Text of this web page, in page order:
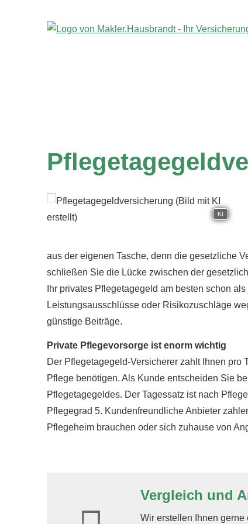
KI
aus der eigenen Tasche, denn die gesetzliche
schließen Sie die Lücke zwischen der
Ihr privates Pflegetagegeld am besten schon
Leistungsausschlüsse oder Risikozuschläge
günstige Beiträge.
Private Pflegevorsorge ist enorm wichtig
Der Pflegetagegeld-Versicherer zahlt Ihnen pro
Pflege benötigen. Als Kunde entscheiden Sie
Pflegetagegeldes. Der Tagessatz ist nach
Pflegegrad 5. Kundenfreundliche Anbieter
Pflegeheim brauchen oder sich zuhause von
Vergleich und
Wir erstellen Ihnen